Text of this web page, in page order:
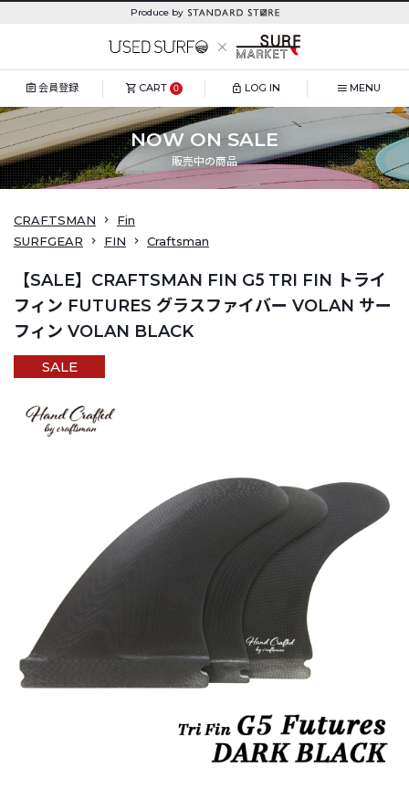
Produce by
会員登録 CART 0 LOG IN MENU
NOW ON SALE
販売中の商品
CRAFTSMAN
Fin
SURFGEAR
FIN Craftsman
【SALE】CRAFTSMAN FIN G5 TRI FIN トライ
フィン FUTURES グラスファイバー VOLAN サー
フィン VOLAN BLACK
SALE